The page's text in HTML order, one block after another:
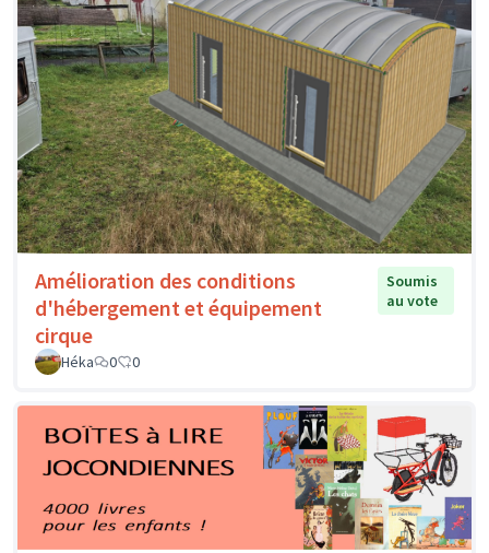
Amélioration des conditions
d'hébergement et équipement
cirque
Soumis
au vote
Héka 0 0